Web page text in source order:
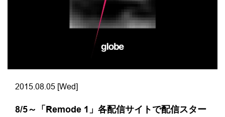
2015.08.05 [Wed]
8/5～「Remode 1」各配信サイトで配信スター